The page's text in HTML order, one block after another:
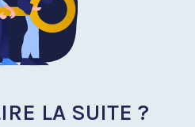
LA SUITE ?